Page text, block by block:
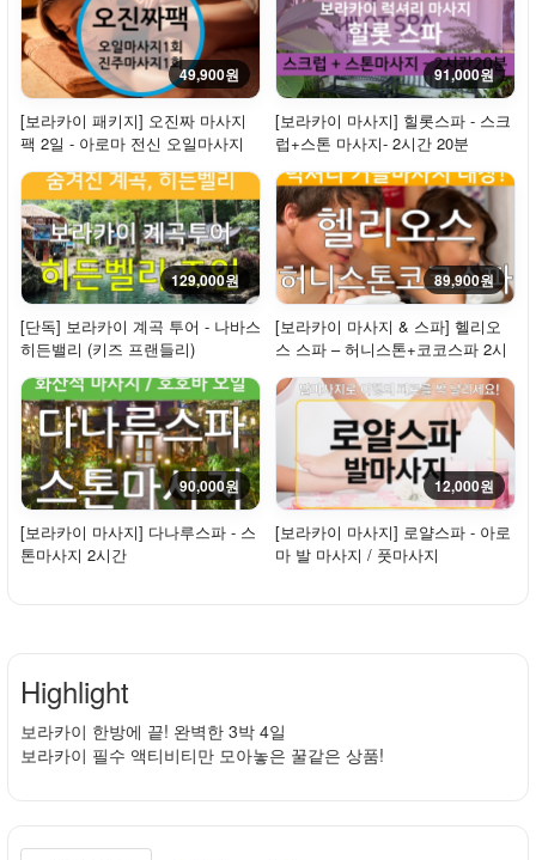
49,900원
[보라카이 패키지] 오진짜 마사지
팩 2일 - 아로마 전신 오일마사지
+진주마사지...
91,000원
[보라카이 마사지] 힐롯스파 - 스크
럽+스톤 마사지- 2시간 20분
129,000원
[단독] 보라카이 계곡 투어 - 나바스
히든밸리 (키즈 프랜들리)
89,900원
[보라카이 마사지 & 스파] 헬리오
스 스파 – 허니스톤+코코스파 2시
간 30분
90,000원
[보라카이 마사지] 다나루스파 - 스
톤마사지 2시간
12,000원
[보라카이 마사지] 로얄스파 - 아로
마 발 마사지 / 풋마사지
Highlight
보라카이 한방에 끝! 완벽한 3박 4일
보라카이 필수 액티비티만 모아놓은 꿀같은 상품!